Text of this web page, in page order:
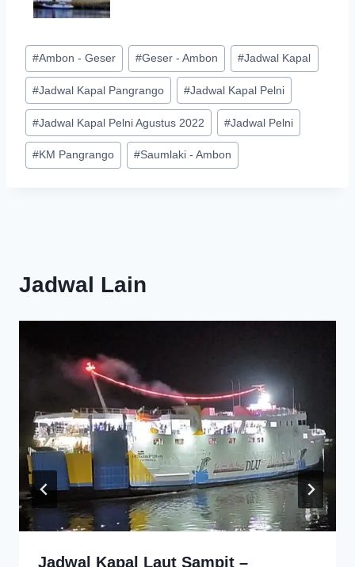
Post
Tags:
#Ambon - Geser #Geser - Ambon #Jadwal Kapal
#Jadwal Kapal Pangrango #Jadwal Kapal Pelni
#Jadwal Kapal Pelni Agustus 2022 #Jadwal Pelni
#KM Pangrango #Saumlaki - Ambon
Jadwal Lain
Jadwal Kapal Laut Sampit –